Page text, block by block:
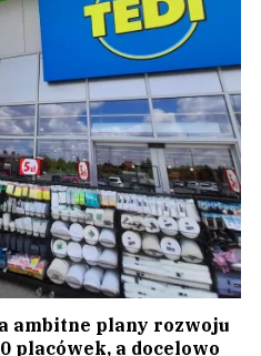
ambitne plany rozwoju
placówek, a docelowo